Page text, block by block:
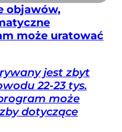
objawów,
może uratować
jest zbyt
22-23 tys.
może
dotyczące